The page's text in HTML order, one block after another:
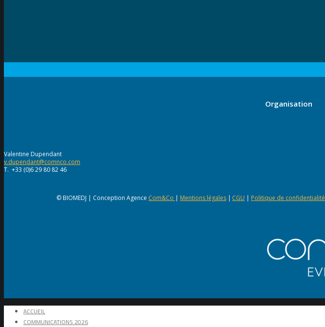
Organisation
Valentine Dupendant
v.dupendant@comnco.com
T. +33 (0)6 29 80 82 46
© BIOMEDJ | Conception Agence Com&Co | Mentions légales | CGU | Politique de confidentialité
ACCUEIL
COMMUNICATIONS 2026